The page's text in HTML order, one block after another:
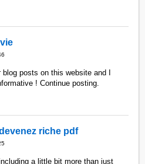
posts on this website and I
! Continue posting.
riche pdf
a little bit more than just